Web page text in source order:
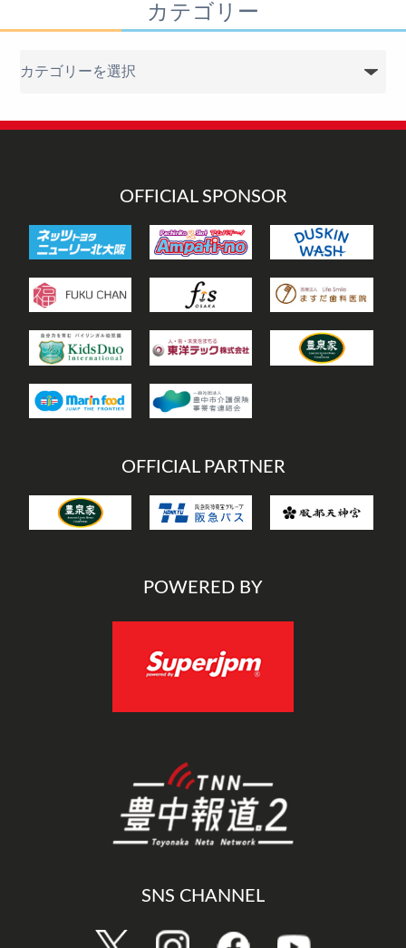
カテゴリー
リ
OFFICIAL SPONSOR
OFFICIAL PARTNER
POWERED BY
SNS CHANNEL